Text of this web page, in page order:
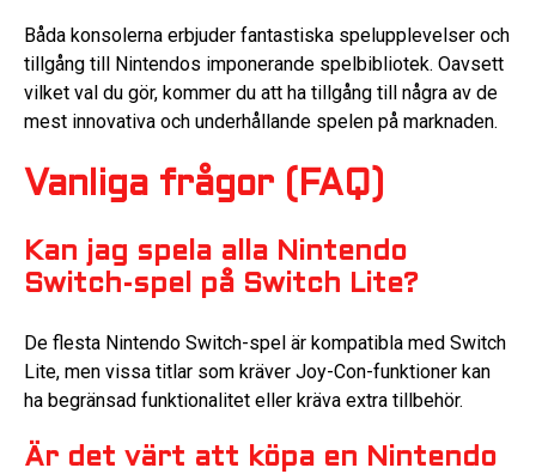
Båda konsolerna erbjuder fantastiska spelupplevelser och
tillgång till Nintendos imponerande spelbibliotek. Oavsett
vilket val du gör, kommer du att ha tillgång till några av de
mest innovativa och underhållande spelen på marknaden.
Vanliga frågor (FAQ)
Kan jag spela alla Nintendo
Switch-spel på Switch Lite?
De flesta Nintendo Switch-spel är kompatibla med Switch
Lite, men vissa titlar som kräver Joy-Con-funktioner kan
ha begränsad funktionalitet eller kräva extra tillbehör.
Är det värt att köpa en Nintendo